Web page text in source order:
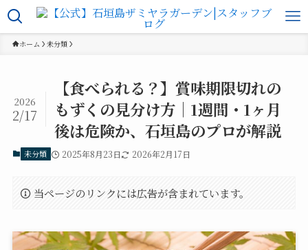
ホーム 未分類
【食べられる？】賞味期限切れの
もずくの見分け方｜1週間・1ヶ月
後は危険か、石垣島のプロが解説
2026
2/17
未分類 2025年8月23日 2026年2月17日
当ページのリンクには広告が含まれています。